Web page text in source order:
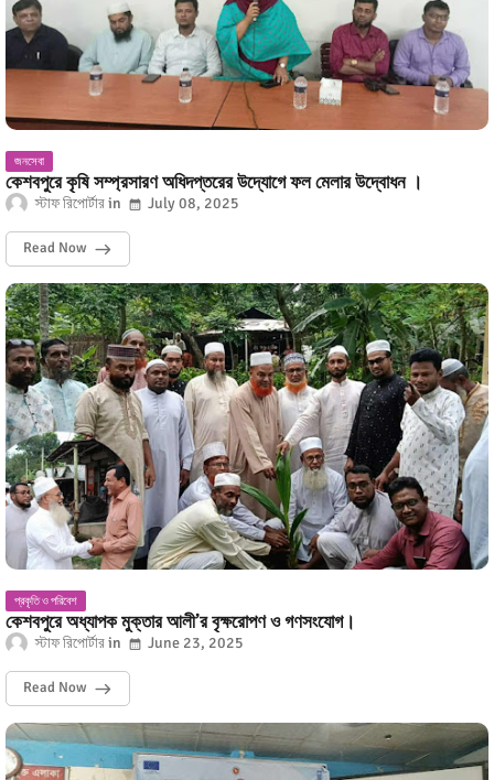
জনসেবা
কেশবপুরে কৃষি সম্প্রসারণ অধিদপ্তরের উদ্যোগে ফল মেলার উদ্বোধন ।
স্টাফ রিপোর্টার July 08, 2025
Read Now
প্রকৃতি ও পরিবেশ
কেশবপুরে অধ্যাপক মুক্তার আলী’র বৃক্ষরোপণ ও গণসংযোগ।
স্টাফ রিপোর্টার June 23, 2025
Read Now